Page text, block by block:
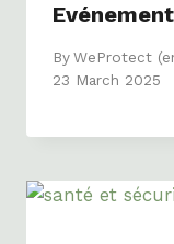
ByWeProtect
23 March 2025